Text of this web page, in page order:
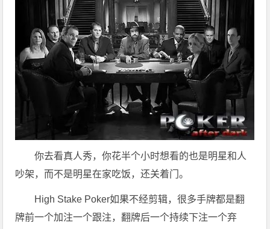
你去看真人秀，你花半个小时想看的也是明星和人
吵架，而不是明星在家吃饭，还关着门。
High Stake Poker如果不经剪辑，很多手牌都是翻
牌前一个加注一个跟注，翻牌后一个持续下注一个弃